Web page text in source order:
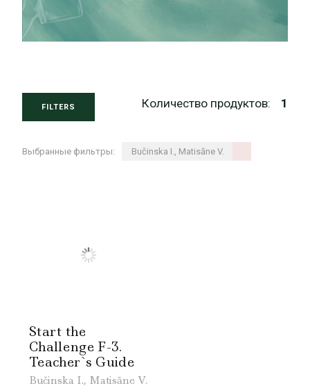
FILTERS Количество продуктов: 1
Выбранные фильтры: Bučinska I., Matisāne V.
Start the
Challenge F-3.
Teacher`s Guide
Bučinska I., Matisāne V.